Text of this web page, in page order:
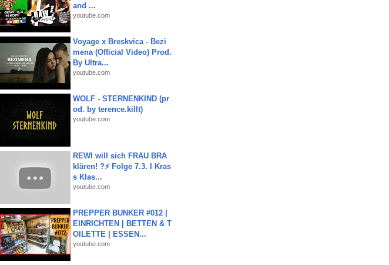
and ...
youtube.com
Voyage x Breskvica - Bezi
mena (Official Video) Prod.
By Ultra...
youtube.com
WOLF - STERNENKIND (pr
od. by terence.killt)
youtube.com
REWI will sich FRAU BRA
klären! ?⚡️ Folge 7.3. I Kras
s Klas...
youtube.com
PREPPER BUNKER #012 |
EINRICHTEN | BETTEN & T
OILETTE | ESSEN...
youtube.com